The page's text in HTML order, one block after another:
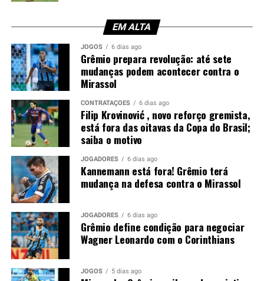
torcedores. Afinal, o experiente zagueiro recebeu duas
equipe em um momento importante do confronto.
Você precisa ver também:
Brasil; saiba o motivo
Luís Castro avalia alternativas
Sem Kannemann à disposição, Luís Castro analisa as
opções para montar a defesa. A tendência aponta para a
entrada de Wagner Leonardo, que disputa posição com
Luís Eduardo para atuar ao lado de Gustavo Martins. A
definição deve acontecer nos últimos treinamentos
antes da partida.
Contudo, a ausência do ídolo gremista abre espaço para
outro defensor mostrar serviço em um confronto de
EM ALTA
JOGOS 6 dias ago
Grêmio prepara revolução: até sete
mudanças podem acontecer contra o
Mirassol
CONTRATAÇÕES 6 dias ago
Filip Krovinović , novo reforço gremista,
está fora das oitavas da Copa do Brasil;
saiba o motivo
JOGADORES 6 dias ago
Kannemann está fora! Grêmio terá
mudança na defesa contra o Mirassol
JOGADORES 6 dias ago
Grêmio define condição para negociar
Wagner Leonardo com o Corinthians
JOGOS 5 dias ago